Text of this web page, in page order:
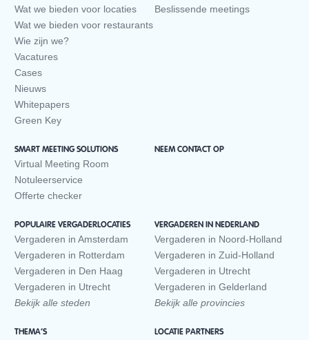
Wat we bieden voor locaties
Wat we bieden voor restaurants
Wie zijn we?
Vacatures
Cases
Nieuws
Whitepapers
Green Key
Beslissende meetings
SMART MEETING SOLUTIONS
Virtual Meeting Room
Notuleerservice
Offerte checker
NEEM CONTACT OP
POPULAIRE VERGADERLOCATIES
Vergaderen in Amsterdam
Vergaderen in Rotterdam
Vergaderen in Den Haag
Vergaderen in Utrecht
Bekijk alle steden
VERGADEREN IN NEDERLAND
Vergaderen in Noord-Holland
Vergaderen in Zuid-Holland
Vergaderen in Utrecht
Vergaderen in Gelderland
Bekijk alle provincies
THEMA’S
LOCATIE PARTNERS